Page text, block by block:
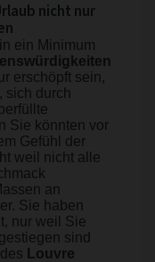
nicht nur
ein Minimum
erschöpft sein,
sich durch
Sie könnten vor
Gefühl der
weil nicht alle
an
Sie haben
nur weil Sie
gestiegen sind
Louvre